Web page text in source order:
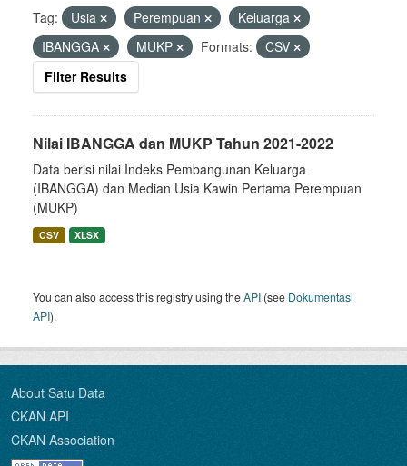
Tag: Usia Perempuan
Keluarga
IBANGGA
MUKP Formats:
CSV
Filter Results
Nilai IBANGGA dan MUKP Tahun 2021-2022
Data berisi nilai Indeks Pembangunan Keluarga
(IBANGGA) dan Median Usia Kawin Pertama Perempuan
(MUKP)
CSV XLSX
You can also access this registry using theAPI (see Dokumentasi
API).
About Satu Data
CKAN API
CKAN Association